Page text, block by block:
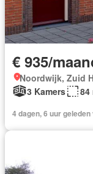
€ 935/
Noordwijk, Zuid
3 Kamers
84
4 dagen, 6 uur